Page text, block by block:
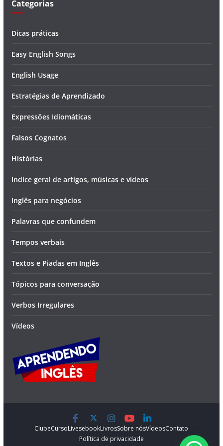
Categorias
Dicas práticas
Easy English Songs
English Usage
Estratégias de Aprendizado
Expressões Idiomáticas
Falsos Cognatos
Histórias
Indice geral de artigos, músicas e vídeos
Inglês para negócios
Palavras que confundem
Tempos verbais
Textos e Piadas em Inglês
Tópicos para conversação
Verbos Irregulares
Vídeos
ClubeCursoLivesebookLivrosSobre nósVídeosContato
Política de privacidade